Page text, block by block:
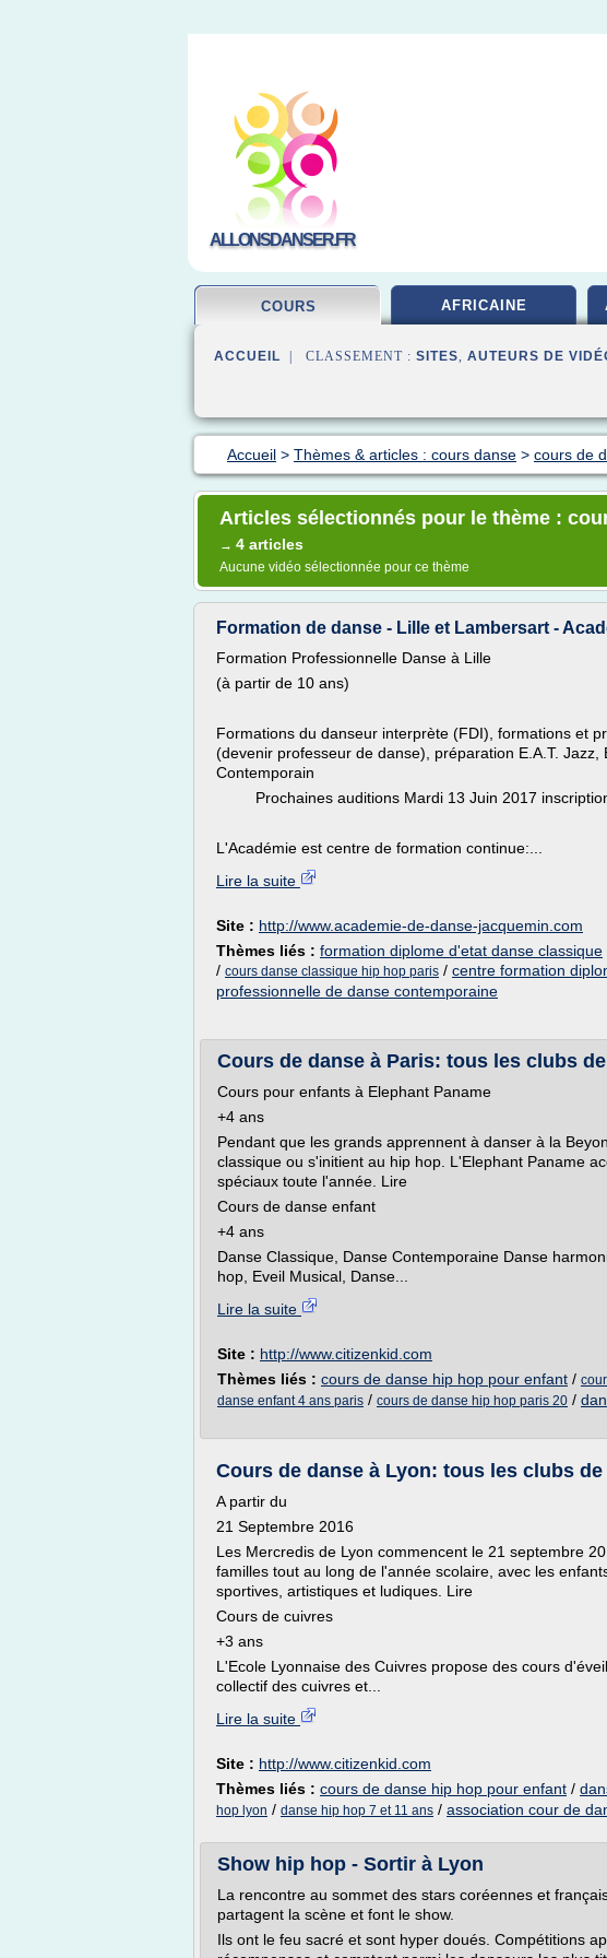
ALLONSDANSER.FR
COURS AFRICAINE
ACCUEIL | CLASSEMENT : SITES, AUTEURS DE
Accueil > Thèmes & articles : cours danse > cours de
Articles sélectionnés pour le thème :
→ 4 articles
Aucune vidéo sélectionnée pour ce thème
Formation de danse - Lille et Lambersart -
Formation Professionnelle Danse à Lille
(à partir de 10 ans)
Formations du danseur interprète (FDI), formations et
(devenir professeur de danse), préparation E.A.T. Jazz,
Contemporain
Prochaines auditions Mardi 13 Juin 2017
L'Académie est centre de formation continue:...
Lire la suite
Site : http://www.academie-de-danse-jacquemin.com
Thèmes liés : formation diplome d'etat danse classique
/ cours danse classique hip hop paris / centre formation
professionnelle de danse contemporaine
Cours de danse à Paris: tous les clubs
Cours pour enfants à Elephant Paname
+4 ans
Pendant que les grands apprennent à danser à la
classique ou s'initient au hip hop. L'Elephant Paname
spéciaux toute l'année. Lire
Cours de danse enfant
+4 ans
Danse Classique, Danse Contemporaine Danse
hop, Eveil Musical, Danse...
Lire la suite
Site : http://www.citizenkid.com
Thèmes liés : cours de danse hip hop pour enfant /
danse enfant 4 ans paris / cours de danse hip hop paris 20 /
Cours de danse à Lyon: tous les clubs
A partir du
21 Septembre 2016
Les Mercredis de Lyon commencent le 21 septembre
familles tout au long de l'année scolaire, avec les
sportives, artistiques et ludiques. Lire
Cours de cuivres
+3 ans
L'Ecole Lyonnaise des Cuivres propose des cours
collectif des cuivres et...
Lire la suite
Site : http://www.citizenkid.com
Thèmes liés : cours de danse hip hop pour enfant /
hop lyon / danse hip hop 7 et 11 ans / association cour de
Show hip hop - Sortir à Lyon
La rencontre au sommet des stars coréennes et
partagent la scène et font le show.
Ils ont le feu sacré et sont hyper doués. Compétitions